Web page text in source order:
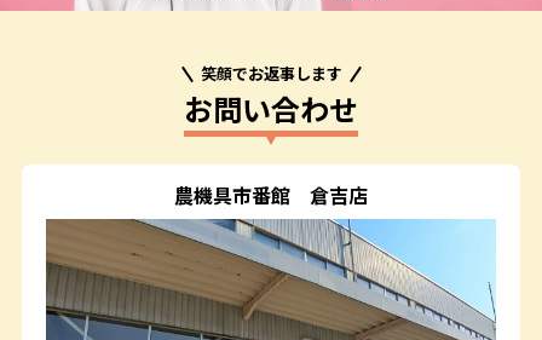
笑顔でお返事します
お問い合わせ
農機具市番館 倉吉店